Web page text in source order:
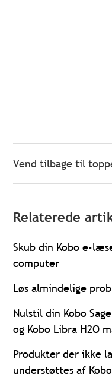
Vend tilbage til
Relaterede
Skub din Kobo e-
computer
Løs almindelige
Nulstil din Kobo
og Kobo Libra H2O
Produkter der ikke
understøttes af Kobo